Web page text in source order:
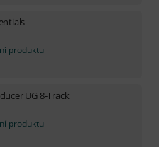
produktu
UG 8-Track
produktu